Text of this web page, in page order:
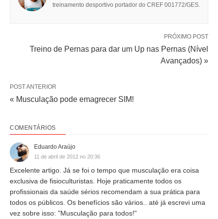
treinamento desportivo portador do CREF 001772/GES.
PRÓXIMO POST
Treino de Pernas para dar um Up nas Pernas (Nível
Avançados) »
POST ANTERIOR
« Musculação pode emagrecer SIM!
COMENTÁRIOS
Eduardo Araújo
11 de abril de 2012 no 20:36
Excelente artigo. Já se foi o tempo que musculação era coisa
exclusiva de fisioculturistas. Hoje praticamente todos os
profissionais da saúde sérios recomendam a sua prática para
todos os públicos. Os benefícios são vários.. até já escrevi uma
vez sobre isso: "Musculação para todos!"